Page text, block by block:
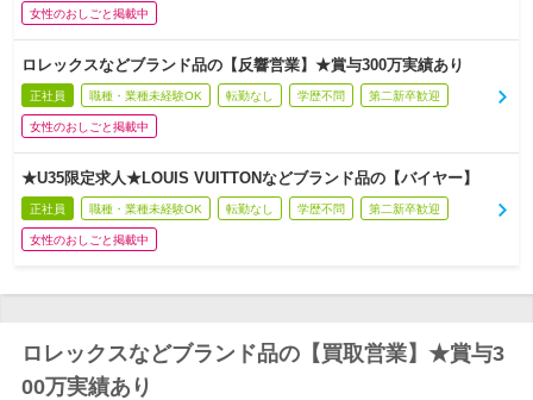
女性のおしごと掲載中
ロレックスなどブランド品の【反響営業】★賞与300万実績あり
正社員 職種・業種未経験OK 転勤なし 学歴不問 第二新卒歓迎
女性のおしごと掲載中
★U35限定求人★LOUIS VUITTONなどブランド品の【バイヤー】
正社員 職種・業種未経験OK 転勤なし 学歴不問 第二新卒歓迎
女性のおしごと掲載中
ロレックスなどブランド品の【買取営業】★賞与3
00万実績あり